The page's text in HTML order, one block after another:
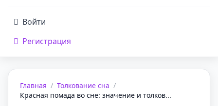
Войти
Регистрация
Главная / Толкование сна /
Красная помада во сне: значение и толков...